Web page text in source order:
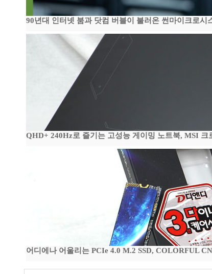
90년대 인터넷 붐과 닷컴 버블이 불러온 썬마이크로
QHD+ 240Hz로 즐기는 고성능 게이밍 노트북, MSI
어디에나 어울리는 PCIe 4.0 M.2 SSD, COLORFUL